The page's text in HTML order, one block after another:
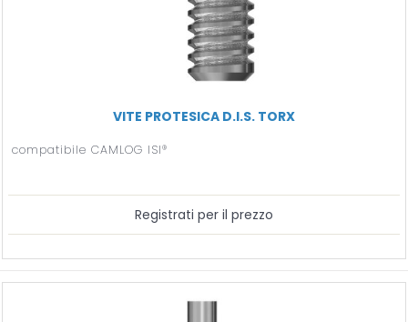
VITE PROTESICA D.I.S. TORX
compatibile CAMLOG ISI®
Registrati per il prezzo